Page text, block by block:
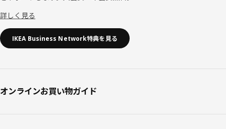
詳しく見る
IKEA Business Network特典を見る
オンラインお買い物ガイド